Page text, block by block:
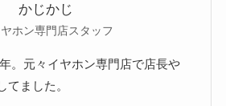
かじかじ
ホン専門店スタッフ
。元々イヤホン専門店で店長や
てました。